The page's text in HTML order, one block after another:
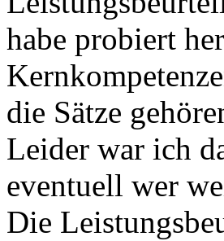
habe probiert
die Sätze
Leider war ich
eventuell wer
Die